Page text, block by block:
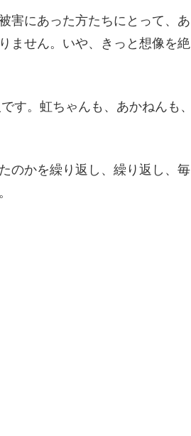
害にあった方たちにとって、あ
ません。いや、きっと想像を絶
す。虹ちゃんも、あかねんも、
のかを繰り返し、繰り返し、毎